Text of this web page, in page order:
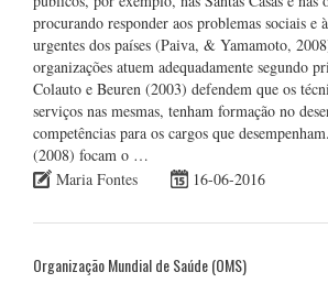
procurando responder aos problemas sociais e
urgentes dos países (Paiva, & Yamamoto,
organizações atuem adequadamente segundo
Colauto e Beuren (2003) defendem que os
serviços nas mesmas, tenham formação no
competências para os cargos que
(2008) focam o …
Maria Fontes
16-06-2016
Organização Mundial de Saúde (OMS)